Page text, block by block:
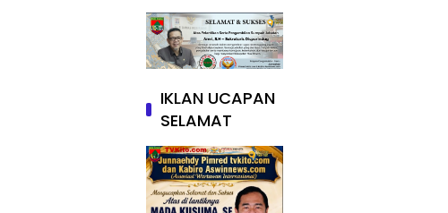
IKLAN UCAPAN
SELAMAT